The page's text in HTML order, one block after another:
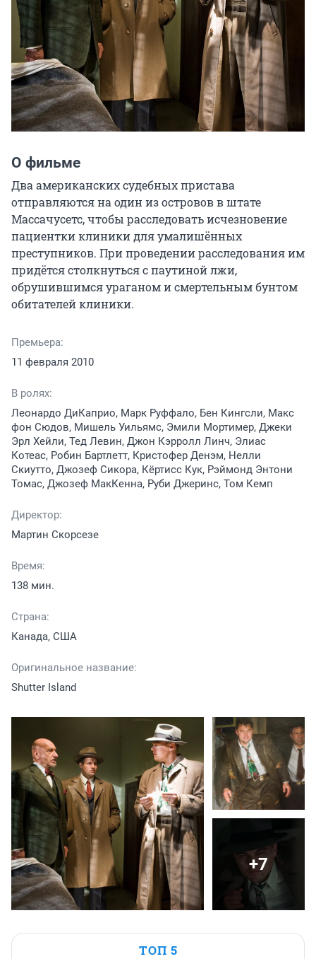
О фильме
Два американских судебных пристава
отправляются на один из островов в штате
Массачусетс, чтобы расследовать исчезновение
пациентки клиники для умалишённых
преступников. При проведении расследования им
придётся столкнуться с паутиной лжи,
обрушившимся ураганом и смертельным бунтом
обитателей клиники.
Премьера:
11 февраля 2010
В ролях:
Леонардо ДиКаприо, Марк Руффало, Бен Кингсли, Макс
фон Сюдов, Мишель Уильямс, Эмили Мортимер, Джеки
Эрл Хейли, Тед Левин, Джон Кэрролл Линч, Элиас
Котеас, Робин Бартлетт, Кристофер Денэм, Нелли
Скиутто, Джозеф Сикора, Кёртисс Кук, Рэймонд Энтони
Томас, Джозеф МакКенна, Руби Джеринс, Том Кемп
Директор:
Мартин Скорсезе
Время:
138 мин.
Страна:
Канада, США
Оригинальное название:
Shutter Island
+7
ТОП 5